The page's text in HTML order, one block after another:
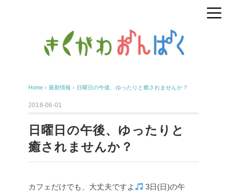
Home › 最新情報 › 日曜日の午後、ゆったりと癒されませんか？
2018-06-01
日曜日の午後、ゆったりと
癒されませんか？
カフェだけでも、大丈夫ですよ
3日(日)の午